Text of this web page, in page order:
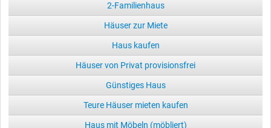
2-Familienhaus
Häuser zur Miete
Haus kaufen
Häuser von Privat provisionsfrei
Günstiges Haus
Teure Häuser mieten kaufen
Haus mit Möbeln (möbliert)